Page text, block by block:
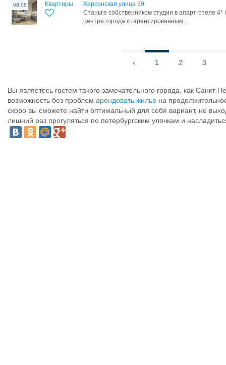
08.08 Квартиры
Херсонская улица 39
Станьте собственником студии в апарт-отеле 4*
центре города с гарантированным...
‹ 1 2 3
Вы являетесь гостем такого замечательного города, как
возможность без проблем арендовать жилье на
скоро вы сможете найти оптимальный для себя вариант, не
лишний раз прогуляться по петербургским улочкам и